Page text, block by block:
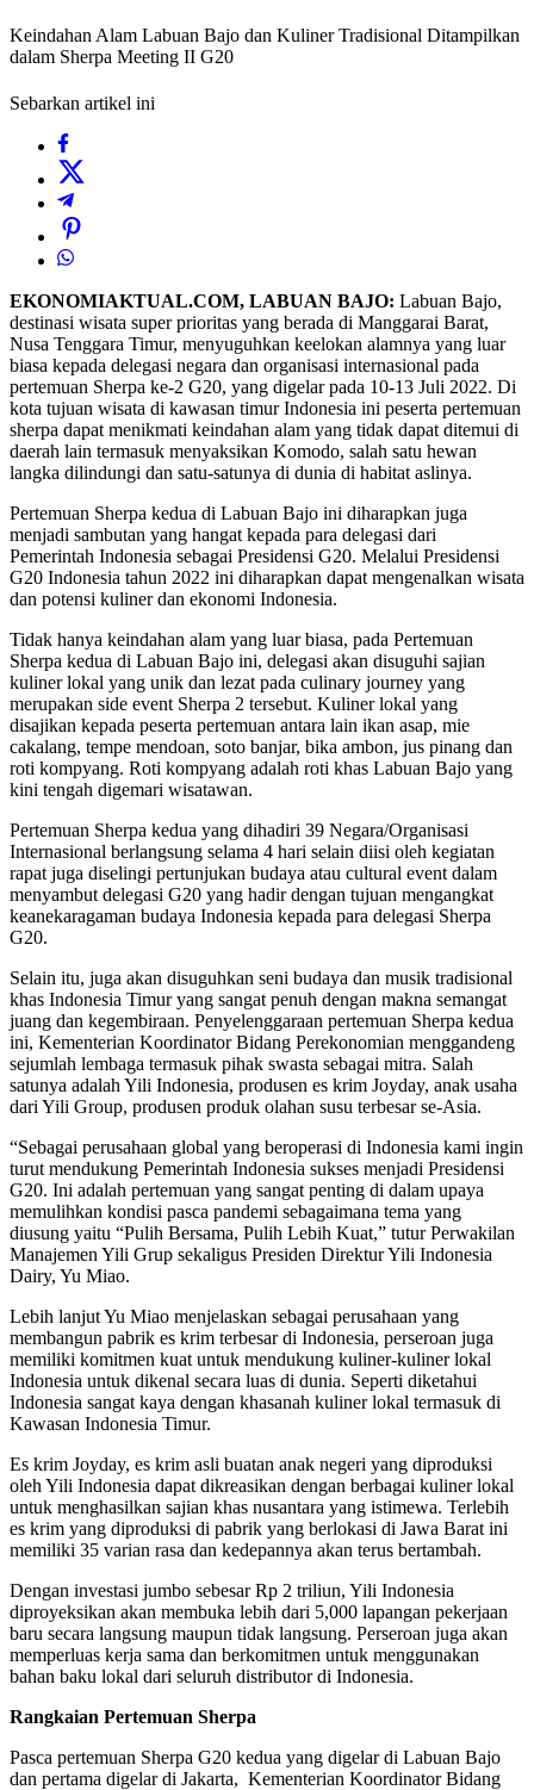
Keindahan Alam Labuan Bajo dan Kuliner Tradisional Ditampilkan
dalam Sherpa Meeting II G20
Sebarkan artikel ini
EKONOMIAKTUAL.COM, LABUAN BAJO: Labuan Bajo,
destinasi wisata super prioritas yang berada di Manggarai Barat,
Nusa Tenggara Timur, menyuguhkan keelokan alamnya yang luar
biasa kepada delegasi negara dan organisasi internasional pada
pertemuan Sherpa ke-2 G20, yang digelar pada 10-13 Juli 2022. Di
kota tujuan wisata di kawasan timur Indonesia ini peserta pertemuan
sherpa dapat menikmati keindahan alam yang tidak dapat ditemui di
daerah lain termasuk menyaksikan Komodo, salah satu hewan
langka dilindungi dan satu-satunya di dunia di habitat aslinya.
Pertemuan Sherpa kedua di Labuan Bajo ini diharapkan juga
menjadi sambutan yang hangat kepada para delegasi dari
Pemerintah Indonesia sebagai Presidensi G20. Melalui Presidensi
G20 Indonesia tahun 2022 ini diharapkan dapat mengenalkan wisata
dan potensi kuliner dan ekonomi Indonesia.
Tidak hanya keindahan alam yang luar biasa, pada Pertemuan
Sherpa kedua di Labuan Bajo ini, delegasi akan disuguhi sajian
kuliner lokal yang unik dan lezat pada culinary journey yang
merupakan side event Sherpa 2 tersebut. Kuliner lokal yang
disajikan kepada peserta pertemuan antara lain ikan asap, mie
cakalang, tempe mendoan, soto banjar, bika ambon, jus pinang dan
roti kompyang. Roti kompyang adalah roti khas Labuan Bajo yang
kini tengah digemari wisatawan.
Pertemuan Sherpa kedua yang dihadiri 39 Negara/Organisasi
Internasional berlangsung selama 4 hari selain diisi oleh kegiatan
rapat juga diselingi pertunjukan budaya atau cultural event dalam
menyambut delegasi G20 yang hadir dengan tujuan mengangkat
keanekaragaman budaya Indonesia kepada para delegasi Sherpa
G20.
Selain itu, juga akan disuguhkan seni budaya dan musik tradisional
khas Indonesia Timur yang sangat penuh dengan makna semangat
juang dan kegembiraan. Penyelenggaraan pertemuan Sherpa kedua
ini, Kementerian Koordinator Bidang Perekonomian menggandeng
sejumlah lembaga termasuk pihak swasta sebagai mitra. Salah
satunya adalah Yili Indonesia, produsen es krim Joyday, anak usaha
dari Yili Group, produsen produk olahan susu terbesar se-Asia.
“Sebagai perusahaan global yang beroperasi di Indonesia kami ingin
turut mendukung Pemerintah Indonesia sukses menjadi Presidensi
G20. Ini adalah pertemuan yang sangat penting di dalam upaya
memulihkan kondisi pasca pandemi sebagaimana tema yang
diusung yaitu “Pulih Bersama, Pulih Lebih Kuat,” tutur Perwakilan
Manajemen Yili Grup sekaligus Presiden Direktur Yili Indonesia
Dairy, Yu Miao.
Lebih lanjut Yu Miao menjelaskan sebagai perusahaan yang
membangun pabrik es krim terbesar di Indonesia, perseroan juga
memiliki komitmen kuat untuk mendukung kuliner-kuliner lokal
Indonesia untuk dikenal secara luas di dunia. Seperti diketahui
Indonesia sangat kaya dengan khasanah kuliner lokal termasuk di
Kawasan Indonesia Timur.
Es krim Joyday, es krim asli buatan anak negeri yang diproduksi
oleh Yili Indonesia dapat dikreasikan dengan berbagai kuliner lokal
untuk menghasilkan sajian khas nusantara yang istimewa. Terlebih
es krim yang diproduksi di pabrik yang berlokasi di Jawa Barat ini
memiliki 35 varian rasa dan kedepannya akan terus bertambah.
Dengan investasi jumbo sebesar Rp 2 triliun, Yili Indonesia
diproyeksikan akan membuka lebih dari 5,000 lapangan pekerjaan
baru secara langsung maupun tidak langsung. Perseroan juga akan
memperluas kerja sama dan berkomitmen untuk menggunakan
bahan baku lokal dari seluruh distributor di Indonesia.
Rangkaian Pertemuan Sherpa
Pasca pertemuan Sherpa G20 kedua yang digelar di Labuan Bajo
dan pertama digelar di Jakarta, Kementerian Koordinator Bidang